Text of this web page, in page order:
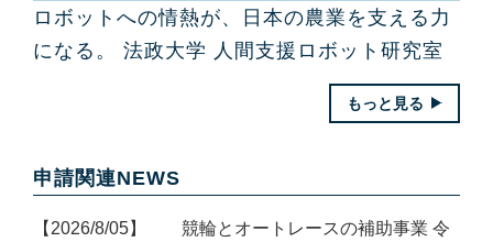
ロボットへの情熱が、日本の農業を支える力
になる。 法政大学 人間支援ロボット研究室
もっと見る
申請関連NEWS
2026/8/05
競輪とオートレースの補助事業 令